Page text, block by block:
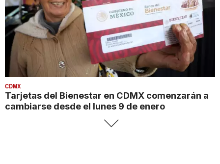
CDMX
Tarjetas del Bienestar en CDMX comenzarán a
cambiarse desde el lunes 9 de enero